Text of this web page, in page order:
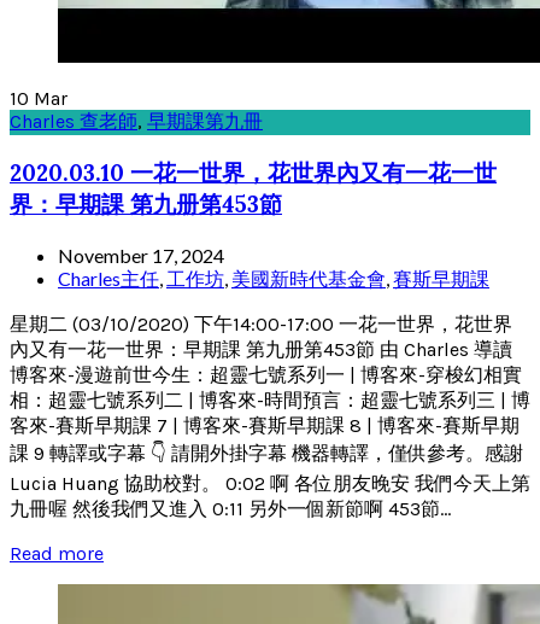
10 Mar
Charles 查老師, 早期課第九冊
2020.03.10 一花一世界，花世界內又有一花一世
界：早期課 第九册第453節
November 17, 2024
Charles主任 工作坊 美國新時代基金會 賽斯早期課
星期二 (03/10/2020) 下午14:00-17:00 一花一世界，花世界
內又有一花一世界：早期課 第九册第453節 由 Charles 導讀
博客來-漫遊前世今生：超靈七號系列一 | 博客來-穿梭幻相實
相：超靈七號系列二 | 博客來-時間預言：超靈七號系列三 | 博
客來-賽斯早期課 7 | 博客來-賽斯早期課 8 | 博客來-賽斯早期
課 9 轉譯或字幕 👇 請開外掛字幕 機器轉譯，僅供參考。感謝
Lucia Huang 協助校對。 0:02 啊 各位朋友晚安 我們今天上第
九冊喔 然後我們又進入 0:11 另外一個新節啊 453節...
Read more